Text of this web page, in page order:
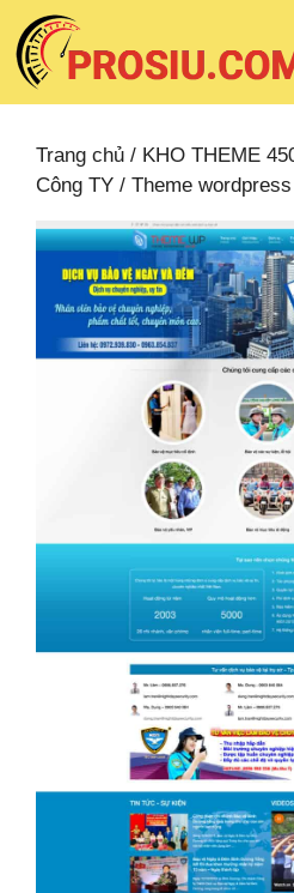
Chuyển
đến
nội
dung
Trang chủ / KHO THEME
Công TY / Theme